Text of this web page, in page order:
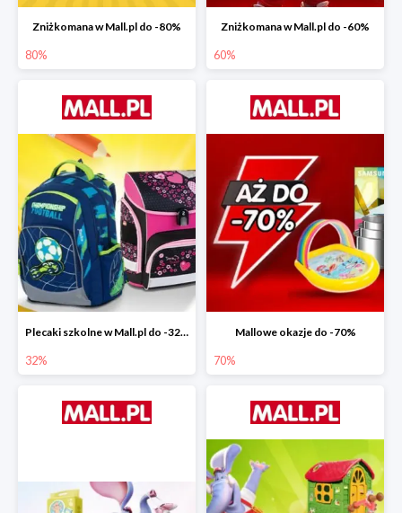
Zniżkomana w Mall.pl do -80%
80%
Zniżkomana w Mall.pl do -60%
60%
Plecaki szkolne w Mall.pl do -32%
32%
Mallowe okazje do -70%
70%